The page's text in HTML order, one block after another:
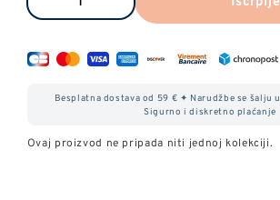
Smanjite
mentol
CBD
Povećajte
mentol
CBD
ciGareta
Besplatna dostava od 59 € ✦ Narudžbe se šalju
Sigurno i diskretno plaćanje
Ovaj proizvod ne pripada niti jednoj kolekciji.